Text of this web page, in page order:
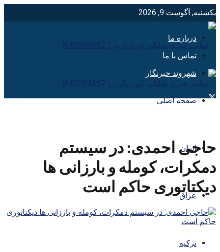
یکشنبه, آگوست 9, 2026
درباره ما
تماس با ما
شهروند خبرنگار
صفحه اصلی
ایران
عراق
ترکیه
حاجی احمدی: در سیستم
دمکرات، کومله و بارزانی ها
دیکتاتوری حاکم است